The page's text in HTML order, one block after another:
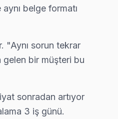
belge formatı
"Aynı sorun tekrar
gelen bir müşteri bu
sonradan artıyor
3 iş günü.